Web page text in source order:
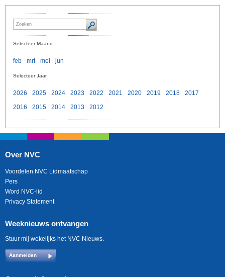
Selecteer Maand
feb mrt mei jun
Selecteer Jaar
2026 2025 2024 2023 2022 2021 2020 2019 2018
2017
2016
2015 2014 2013 2012
Over NVC
Voordelen NVC Lidmaatschap
Pers
Word NVC-lid
Privacy Statement
Weeknieuws ontvangen
Stuur mij wekelijks het NVC Nieuws.
Aanmelden